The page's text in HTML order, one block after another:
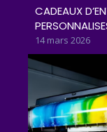
CADEAUX
14 mars 2026